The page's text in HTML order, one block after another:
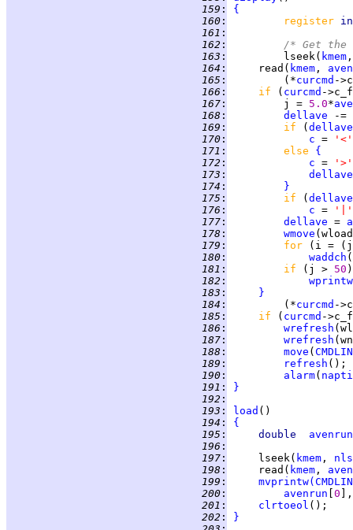
159 :
{
160 : register
161 :
162 :
/* Get the
163 :
         lseek(
kmem
164 :
     read(
kmem ,
165 :
         (*
curcmd
166 : if ( curcmd -
167 :
         j =
5.0*
168 : dellave -=
169 : if ( dellave
170 : c =
'<'
171 : else {
172 : c =
'>'
173 :
dellave
174 :
}
175 : if ( dellave
176 : c =
'|'
177 : dellave =
178 : wmove
179 : for
(i =
180 : waddch
181 : if (j > 50
182 :
wprintw
183 :
}
184 :
         (*
curcmd
185 : if ( curcmd -
186 :
wrefresh
187 :
wrefresh
188 : move (
189 : refresh
190 : alarm(
191 :
}
192 :
193 : load
194 :
{
195 : double avenrun
196 :
197 :
     lseek(
kmem ,
198 :
     read(
kmem ,
199 : mvprintw(
200 : avenrun 0
201 : clrtoeol
202 :
}